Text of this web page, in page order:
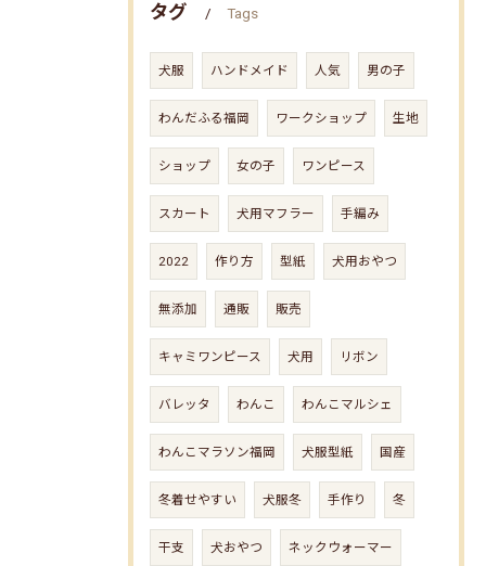
タグ Tags
犬服 ハンドメイド 人気 男の子
わんだふる福岡 ワークショップ 生地
ショップ 女の子 ワンピース
スカート 犬用マフラー 手編み
2022 作り方 型紙 犬用おやつ
無添加 通販 販売
キャミワンピース 犬用 リボン
バレッタ わんこ わんこマルシェ
わんこマラソン福岡 犬服型紙 国産
冬着せやすい 犬服冬 手作り 冬
干支 犬おやつ ネックウォーマー